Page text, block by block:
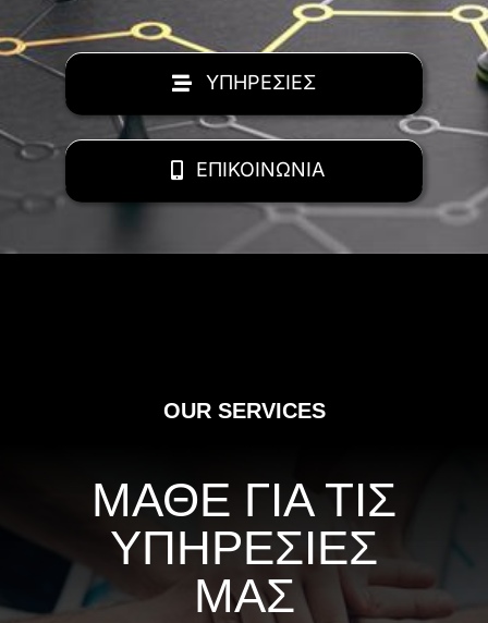
ΥΠΗΡΕΣΙΕΣ
ΕΠΙΚΟΙΝΩΝΙΑ
OUR SERVICES
ΜΑΘΕ ΓΙΑ ΤΙΣ
ΥΠΗΡΕΣΙΕΣ
ΜΑΣ